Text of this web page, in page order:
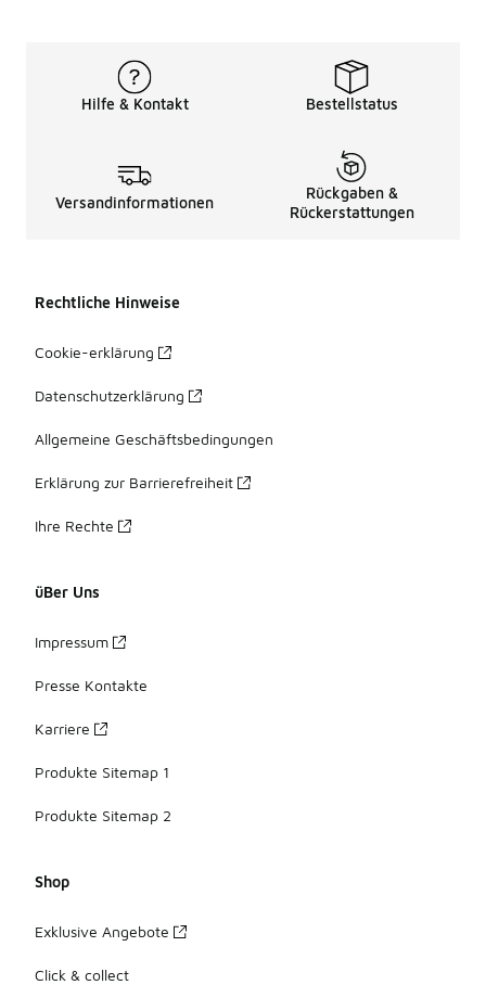
Hilfe & Kontakt Bestellstatus
Versandinformationen
Rückgaben &
Rückerstattungen
Rechtliche Hinweise
Cookie-erklärung
Datenschutzerklärung
Allgemeine Geschäftsbedingungen
Erklärung zur Barrierefreiheit
Ihre Rechte
üBer Uns
Impressum
Presse Kontakte
Karriere
Produkte Sitemap 1
Produkte Sitemap 2
Shop
Exklusive Angebote
Click & collect